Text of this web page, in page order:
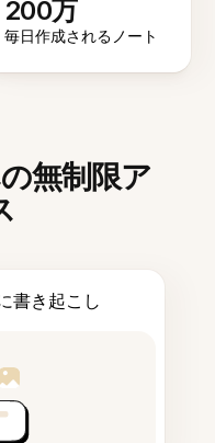
200万
毎日作成されるノート
無制限ア
書き起こし